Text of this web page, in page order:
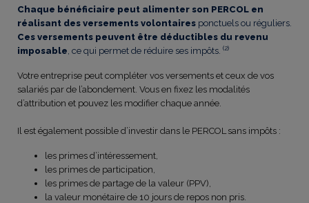
Chaque bénéficiaire peut alimenter son PERCOL en
réalisant des versements volontaires ponctuels ou réguliers.
Ces versements peuvent être déductibles du revenu
imposable , ce qui permet de réduire ses impôts. (2)
Votre entreprise peut compléter vos versements et ceux de vos
salariés par de l’abondement. Vous en fixez les modalités
d’attribution et pouvez les modifier chaque année.
Il est également possible d’investir dans le PERCOL sans impôts :
les primes d’intéressement,
les primes de participation,
les primes de partage de la valeur (PPV),
la valeur monétaire de 10 jours de repos non pris.